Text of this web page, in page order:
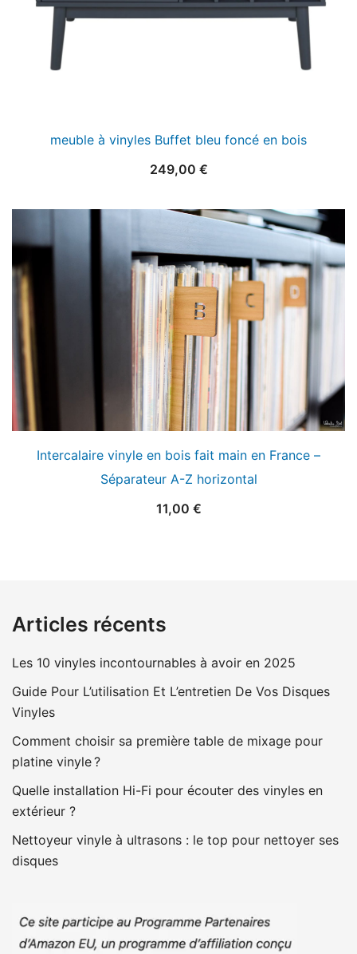
meuble à vinyles Buffet bleu foncé en bois
249,00 €
Intercalaire vinyle en bois fait main en France –
Séparateur A-Z horizontal
11,00 €
Articles récents
Les 10 vinyles incontournables à avoir en 2025
Guide Pour L’utilisation Et L’entretien De Vos Disques
Vinyles
Comment choisir sa première table de mixage pour
platine vinyle ?
Quelle installation Hi-Fi pour écouter des vinyles en
extérieur ?
Nettoyeur vinyle à ultrasons : le top pour nettoyer ses
disques